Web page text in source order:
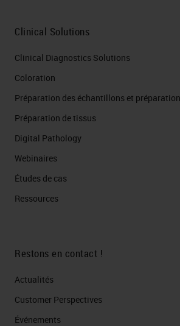
Clinical Solutions
Clinical Diagnostics Solutions
Coloration
Préparation des échantillons et
Préparation de tissus
Digital Pathology
Webinaires
Études de cas
Ressources
Restons en contact !
Actualités
Customer Perspectives​
Événements